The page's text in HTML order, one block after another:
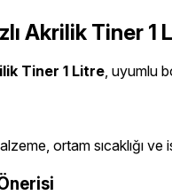
Akrilik Tiner 1
Tiner 1 Litre , uyumlu
ortam sıcaklığı ve